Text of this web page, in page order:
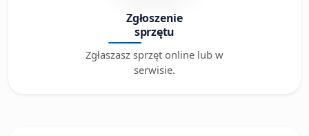
Zgłoszenie
sprzętu
Zgłaszasz sprzęt online lub w
serwisie.